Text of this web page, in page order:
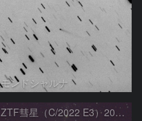
モンドシャルナ
ZTF彗星（C/2022 E3）2023/01/26